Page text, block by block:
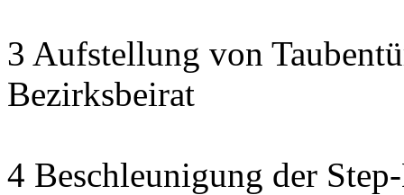
3 Aufstellung von
Bezirksbeirat
4 Beschleunigung der